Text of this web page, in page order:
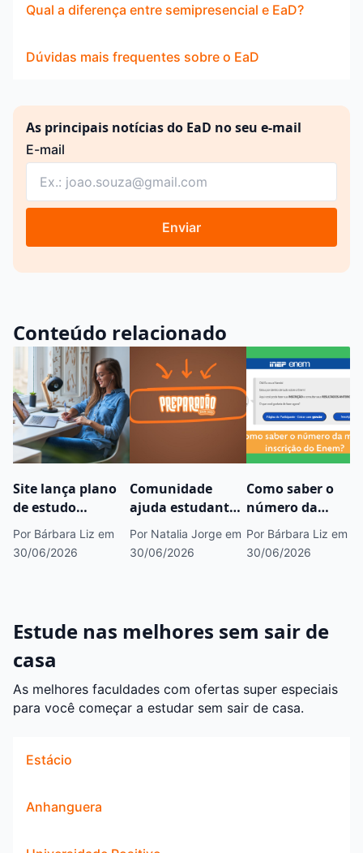
Qual a diferença entre semipresencial e EaD?
Dúvidas mais frequentes sobre o EaD
As principais notícias do EaD no seu e-mail
E-mail
Enviar
Conteúdo relacionado
Site lança plano
de estudo
gratuito para o
Enem
Por Bárbara Liz em
30/06/2026
Comunidade
ajuda estudantes
na preparação
para o Enem
Por Natalia Jorge em
30/06/2026
Como saber o
número da
minha inscrição
do Enem?
Por Bárbara Liz em
30/06/2026
Estude nas melhores sem sair de
casa
As melhores faculdades com ofertas super especiais
para você começar a estudar sem sair de casa.
Estácio
Anhanguera